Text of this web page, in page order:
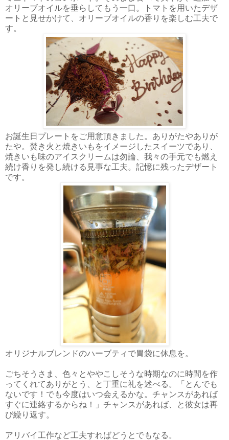
オリーブオイルを垂らしてもう一口。トマトを用いたデザ
ートと見せかけて、オリーブオイルの香りを楽しむ工夫で
す。
お誕生日プレートをご用意頂きました。ありがたやありが
たや。焚き火と焼きいもをイメージしたスイーツであり、
焼きいも味のアイスクリームは勿論、我々の手元でも燃え
続け香りを発し続ける見事な工夫。記憶に残ったデザート
です。
オリジナルブレンドのハーブティで胃袋に休息を。
ごちそうさま、色々とややこしそうな時期なのに時間を作
ってくれてありがとう、と丁重に礼を述べる。「とんでも
ないです！でも今度はいつ会えるかな。チャンスがあれば
すぐに連絡するからね！」チャンスがあれば、と彼女は再
び繰り返す。
アリバイ工作など工夫すればどうとでもなる。